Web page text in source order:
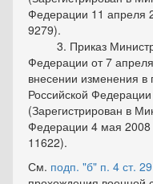
Федерации 11 апреля
9279).
3. Приказ
Федерации от 7
внесении изменения
Российской
(Зарегистрирован в
Федерации 4 мая
11622).
См. подп. "б" п. 4 ст. 29